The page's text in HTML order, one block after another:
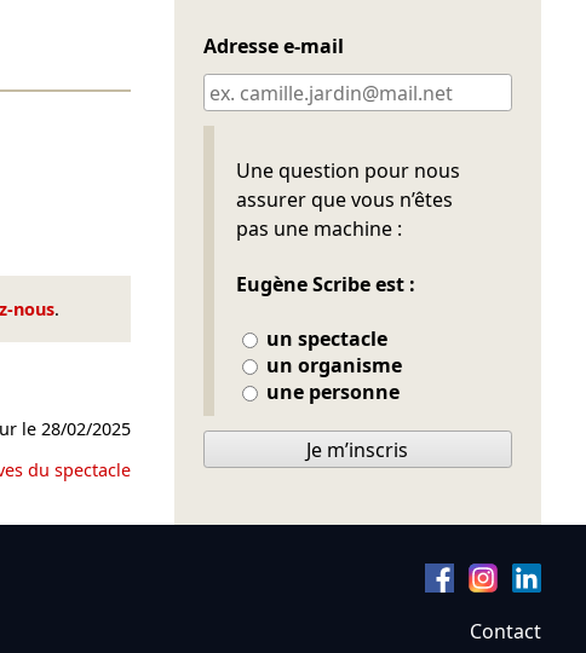
nous.
le28/02/2025
du spectacle
Adresse e-mail
Une question pour nous
assurer que vous n’êtes
pas une machine :
Eugène Scribe est :
un spectacle
un organisme
une personne
Ne pas remplir
Je m’inscris
Contact